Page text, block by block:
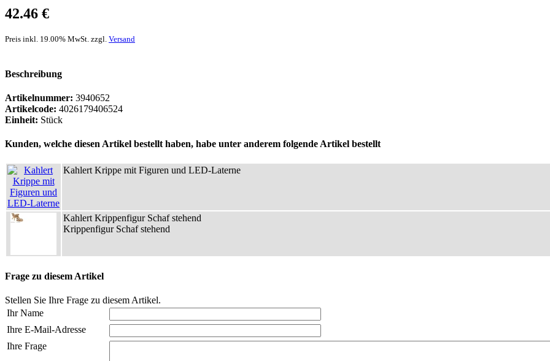
42.46 €
Preis inkl. 19.00% MwSt. zzgl. Versand
Beschreibung
Artikelnummer: 3940652
Artikelcode: 4026179406524
Einheit: Stück
Kunden, welche diesen Artikel bestellt haben, habe unter anderem folgende Artikel bestellt
Kahlert Krippe mit Figuren und LED-Laterne
Kahlert Krippenfigur Schaf stehend
Krippenfigur Schaf stehend
Frage zu diesem Artikel
Stellen Sie Ihre Frage zu diesem Artikel.
Ihr Name
Ihre E-Mail-Adresse
Ihre Frage